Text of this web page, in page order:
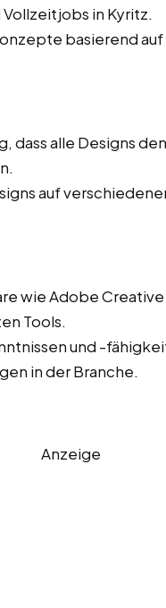
in Kyritz.
basierend
dass alle Designs
auf
wie Adobe
Tools.
und -
in der Branche.
Anzeige